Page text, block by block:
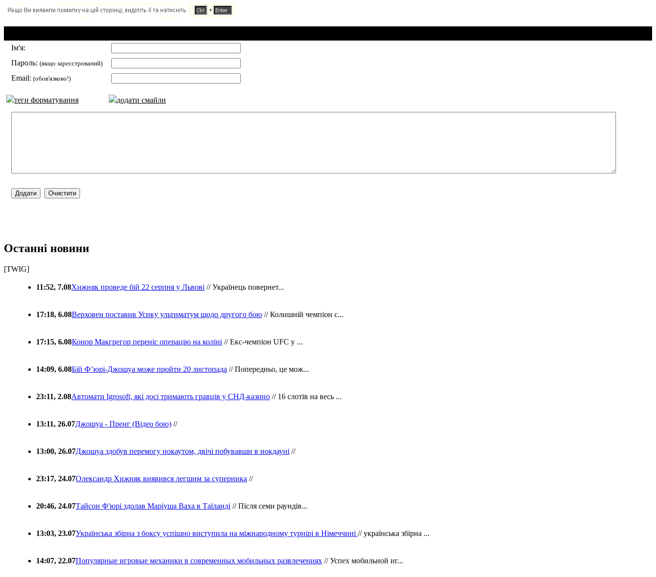
Ім'я:
Пароль: (якщо зареєстрований)
Email: (обов'язково!)
теги форматування додати смайли
Останні новини
[TWIG]
11:52, 7.08Хижняк проведе бій 22 серпня у Львові // Українець повернет...
17:18, 6.08Верховен поставив Усику ультиматум щодо другого бою // Колишній чемпіон с...
17:15, 6.08Конор Макгрегор переніс операцію на коліні // Екс-чемпіон UFC у ...
14:09, 6.08Бій Ф’юрі-Джошуа може пройти 20 листопада // Попередньо, це мож...
23:11, 2.08Автомати Igrosoft, які досі тримають гравців у СНД-казино // 16 слотів на весь ...
13:11, 26.07Джошуа - Пренг (Відео бою) //
13:00, 26.07Джошуа здобув перемогу нокаутом, двічі побувавши в нокдауні //
23:17, 24.07Олександр Хижняк виявився легшим за суперника //
20:46, 24.07Тайсон Ф'юрі здолав Маріуша Ваха в Таїланді // Після семи раундів...
13:03, 23.07Українська збірна з боксу успішно виступила на міжнародному турнірі в Німеччині // українська збірна ...
14:07, 22.07Популярные игровые механики в современных мобильных развлечениях // Успех мобильной иг...